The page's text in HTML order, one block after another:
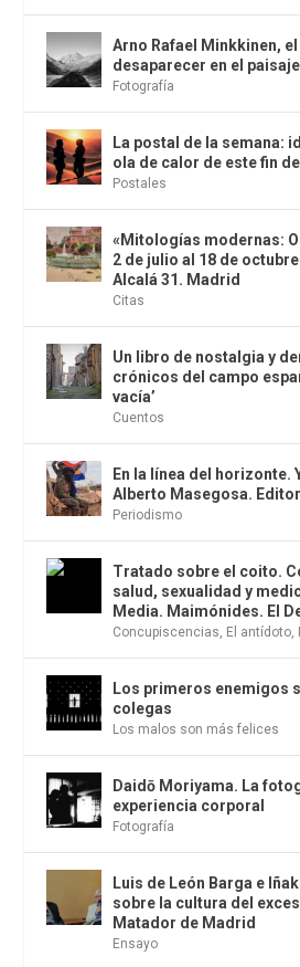
Arno Rafael Minkkinen,
desaparecer en el paisaje
Fotografía
La postal de la semana:
ola de calor de este fin
Postales
«Mitologías modernas:
2 de julio al 18 de
Alcalá 31. Madrid
Citas
Un libro de nostalgia y
crónicos del campo
vacía’
Cuentos
En la línea del horizonte.
Alberto Masegosa.
Periodismo
Tratado sobre el coito.
salud, sexualidad y
Media. Maimónides. El
Concupiscencias El antídoto
Los primeros enemigos
colegas
Los malos son más felices
Daidō Moriyama. La
experiencia corporal
Fotografía
Luis de León Barga e
sobre la cultura del
Matador de Madrid
Ensayo